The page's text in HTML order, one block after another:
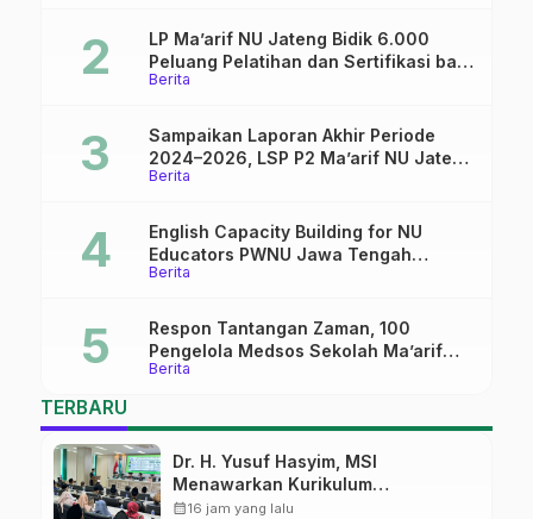
Berita
LP Ma’arif NU Jateng Bidik 6.000
Peluang Pelatihan dan Sertifikasi bagi
Lulusan SMK
Berita
Sampaikan Laporan Akhir Periode
2024–2026, LSP P2 Ma’arif NU Jateng
Mantapkan Sinergi Link and Match
Berita
English Capacity Building for NU
Educators PWNU Jawa Tengah
Batch#4; Membuka Jalan Menuju
Berita
Respon Tantangan Zaman, 100
Pengelola Medsos Sekolah Ma’arif
Pekalongan Ikuti Pelatihan Literasi
TERBARU
Dr. H. Yusuf Hasyim, MSI
Menawarkan Kurikulum
Diversifikasi, Harapan Baru dalam
calendar_month16 jam yang lalu